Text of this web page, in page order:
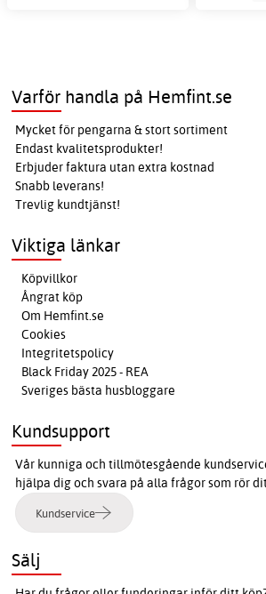
Varför handla på Hemfint.se
Mycket för pengarna & stort sortiment
Endast kvalitetsprodukter!
Erbjuder faktura utan extra kostnad
Snabb leverans!
Trevlig kundtjänst!
Viktiga länkar
Köpvillkor
Ångrat köp
Om Hemfint.se
Cookies
Integritetspolicy
Black Friday 2025 - REA
Sveriges bästa husbloggare
Kundsupport
Vår kunniga och tillmötesgående
hjälpa dig och svara på alla frågor som rör
Kundservice
Sälj